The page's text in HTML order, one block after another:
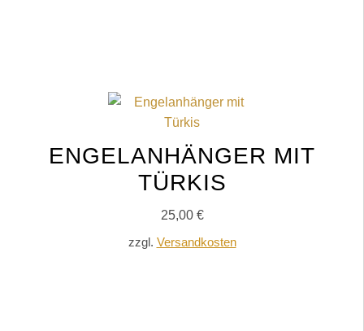
ENGELANHÄNGER MIT
TÜRKIS
25,00 €
zzgl. Versandkosten